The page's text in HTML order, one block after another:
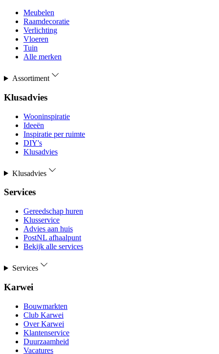
Meubelen
Raamdecoratie
Verlichting
Vloeren
Tuin
Alle merken
Assortiment
Klusadvies
Wooninspiratie
Ideeën
Inspiratie per ruimte
DIY's
Klusadvies
Klusadvies
Services
Gereedschap huren
Klusservice
Advies aan huis
PostNL afhaalpunt
Bekijk alle services
Services
Karwei
Bouwmarkten
Club Karwei
Over Karwei
Klantenservice
Duurzaamheid
Vacatures